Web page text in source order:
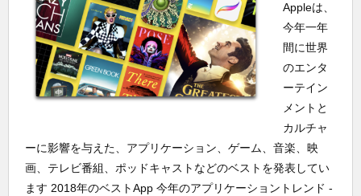
Appleは、
今年一年
間に世界
のエンタ
ーテイン
メントと
カルチャ
ーに影響を与えた、アプリケーション、ゲーム、音楽、映
画、テレビ番組、ポッドキャストなどのベストを発表してい
ます 2018年のベストApp 今年のアプリケーショントレンド -